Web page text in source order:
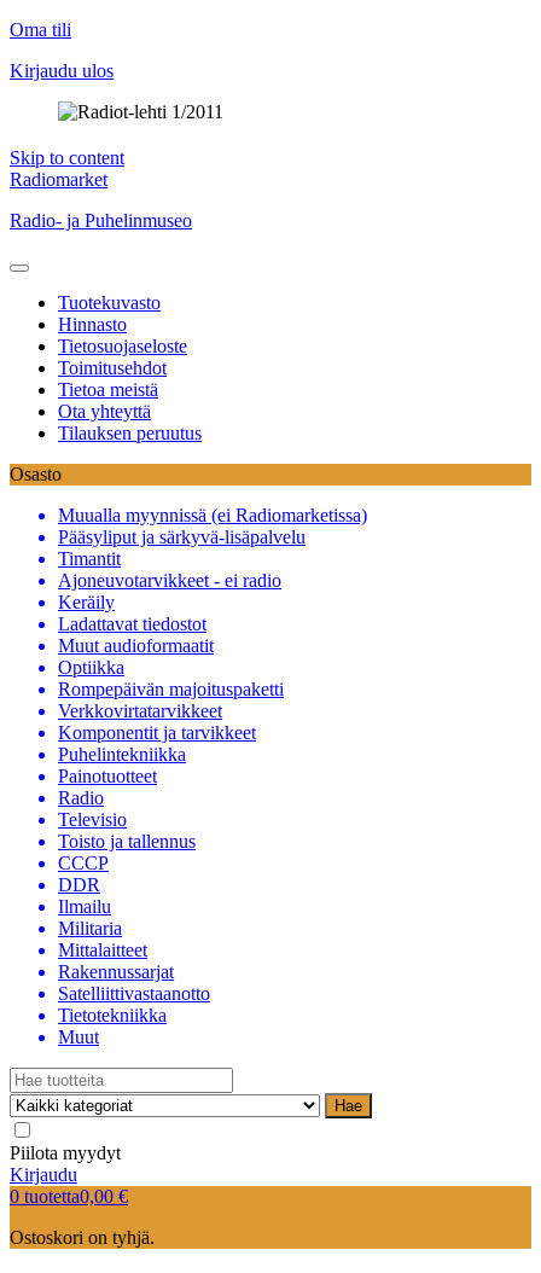
Oma tili
Kirjaudu ulos
Skip to content
Radiomarket
Radio- ja Puhelinmuseo
Tuotekuvasto
Hinnasto
Tietosuojaseloste
Toimitusehdot
Tietoa meistä
Ota yhteyttä
Tilauksen peruutus
Osasto
Muualla myynnissä (ei Radiomarketissa)
Pääsyliput ja särkyvä-lisäpalvelu
Timantit
Ajoneuvotarvikkeet - ei radio
Keräily
Ladattavat tiedostot
Muut audioformaatit
Optiikka
Rompepäivän majoituspaketti
Verkkovirtatarvikkeet
Komponentit ja tarvikkeet
Puhelintekniikka
Painotuotteet
Radio
Televisio
Toisto ja tallennus
CCCP
DDR
Ilmailu
Militaria
Mittalaitteet
Rakennussarjat
Satelliittivastaanotto
Tietotekniikka
Muut
Hae
Piilota myydyt
Kirjaudu
0 tuotetta0,00 €
Ostoskori on tyhjä.